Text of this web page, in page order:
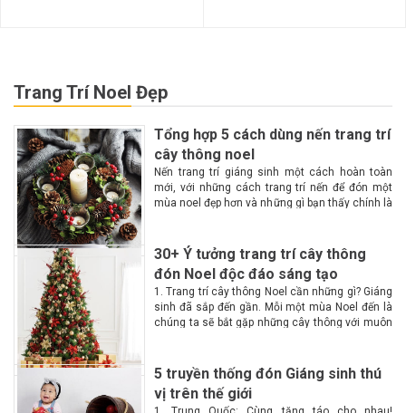
Trang Trí Noel Đẹp
Tổng hợp 5 cách dùng nến trang trí
cây thông noel
Nến trang trí giáng sinh một cách hoàn toàn
mới, với những cách trang trí nến để đón một
mùa noel đẹp hơn và những gì bạn thấy chính là
30+ Ý tưởng trang trí cây thông
đón Noel độc đáo sáng tạo
1. Trang trí cây thông Noel cần những gì? Giáng
sinh đã sắp đến gần. Mỗi một mùa Noel đến là
chúng ta sẽ bắt gặp những cây thông với muôn
5 truyền thống đón Giáng sinh thú
vị trên thế giới